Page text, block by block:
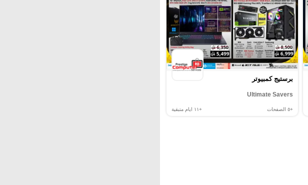
برستيج كمبيوتر
Ultimate Savers
+٥ الصفحات +١١ ايام متبقية